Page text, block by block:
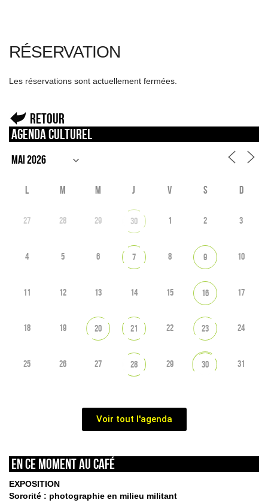
RÉSERVATION
Les réservations sont actuellement fermées.
Retour
Agenda culturel
L M M J V S D
27 28 29 30 1 2 3
4 5 6 7 8 9 10
11 12 13 14 15 16 17
18 19 20 21 22 23 24
25 26 27 28 29 30 31
Voir tout l'agenda
En ce moment au café
EXPOSITION
Sororité : photographie en milieu militant